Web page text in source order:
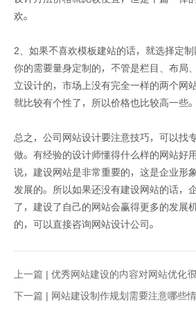
欢。
2、如果不喜欢模板建站的话，就选择定
你的需要量身定制的，不管是栏目、布局
立设计的，市场上没有完全一样的两个网
就比较有个性了，所以价格也比较高一些。
总之，公司网站设计要注意技巧，可以找
做。有经验的设计师懂得什么样的网站好
说，建设网站是非常重要的，这是企业形
发展的。所以如果还没有建设网站的话，
了，建设了自己的网站会赢得更多的发展
的，可以直接咨询网站设计公司。
上一篇 | 优秀网站建设的内容对网站优化
下一篇 | 网站建设制作规划需要注意哪些